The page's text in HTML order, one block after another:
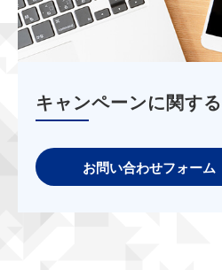
キャンペーンに関す
お問い合わせフォーム